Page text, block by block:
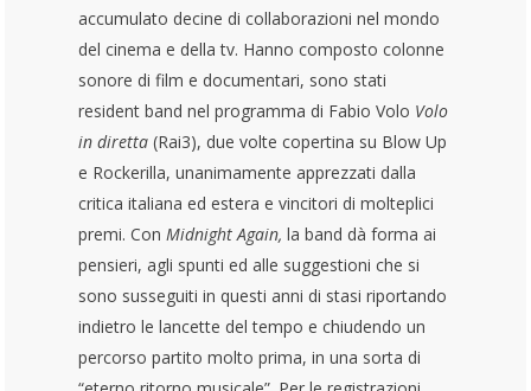
accumulato decine di collaborazioni nel mondo
del cinema e della tv. Hanno composto colonne
sonore di film e documentari, sono stati
resident band nel programma di Fabio Volo Volo
in diretta (Rai3), due volte copertina su Blow Up
e Rockerilla, unanimamente apprezzati dalla
critica italiana ed estera e vincitori di molteplici
premi. ConMidnight Again,la band dà forma ai
pensieri, agli spunti ed alle suggestioni che si
sono susseguiti in questi anni di stasi riportando
indietro le lancette del tempo e chiudendo un
percorso partito molto prima, in una sorta di